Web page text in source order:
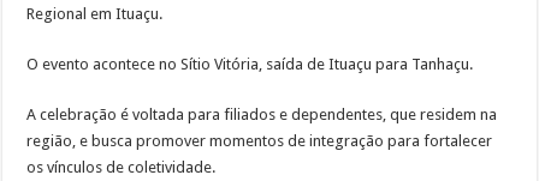
Regional em Ituaçu.
O evento acontece no Sítio Vitória, saída de Ituaçu para Tanhaçu.
A celebração é voltada para filiados e dependentes, que residem na
região, e busca promover momentos de integração para fortalecer
os vínculos de coletividade.